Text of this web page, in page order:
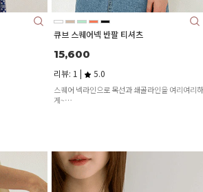
큐브 스퀘어넥 반팔 티셔츠
15,600
리뷰: 1 | 5.0
스퀘어 넥라인으로 목선과 쇄골라인을 여리여리하
게~